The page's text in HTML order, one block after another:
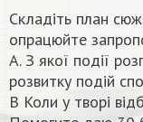
Складіть план
опрацюйте
А. З якої події
розвитку подій
В Коли у творі